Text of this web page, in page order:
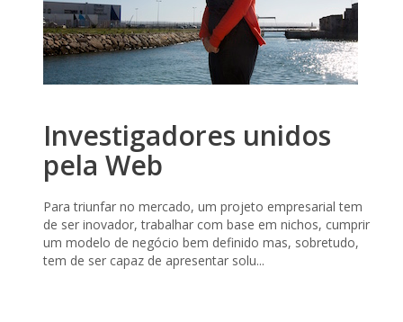
Investigadores unidos
pela Web
Para triunfar no mercado, um projeto empresarial tem
de ser inovador, trabalhar com base em nichos, cumprir
um modelo de negócio bem definido mas, sobretudo,
tem de ser capaz de apresentar solu...